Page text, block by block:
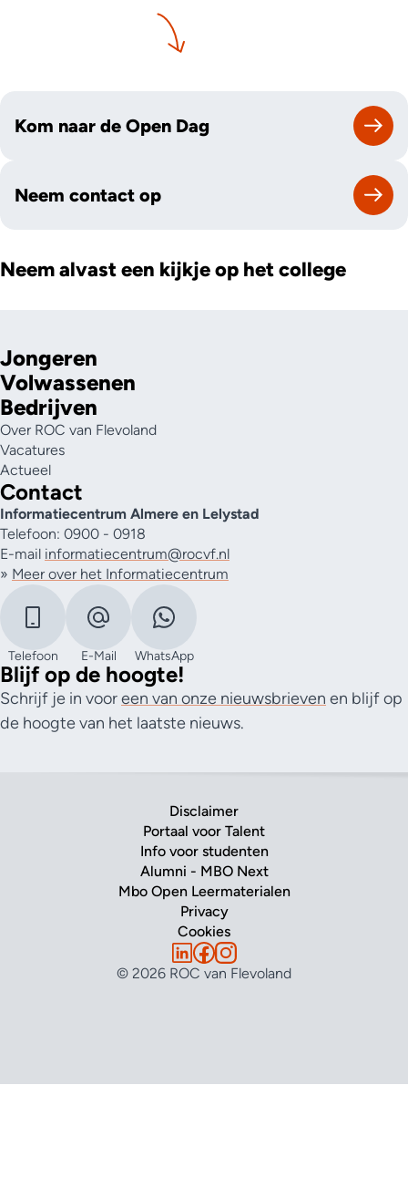
Kom naar de Open Dag
Neem contact op
Neem alvast een kijkje op het college
Jongeren
Volwassenen
Bedrijven
Over ROC van Flevoland
Vacatures
Actueel
Contact
Informatiecentrum Almere en Lelystad
Telefoon: 0900 - 0918
E-mail informatiecentrum@rocvf.nl
» Meer over het Informatiecentrum
Telefoon E-Mail WhatsApp
Blijf op de hoogte!
Schrijf je in vooreen van onze nieuwsbrieven en blijf op
de hoogte van het laatste nieuws.
Disclaimer
Portaal voor Talent
Info voor studenten
Alumni - MBO Next
Mbo Open Leermaterialen
Privacy
Cookies
© 2026 ROC van Flevoland